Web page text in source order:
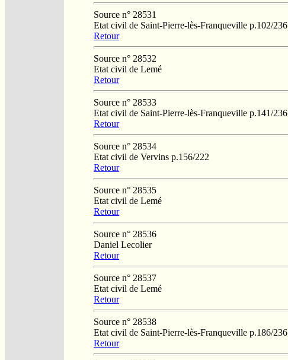
Source n° 28531
Etat civil de Saint-Pierre-lès-Franqueville p.102/236
Retour
Source n° 28532
Etat civil de Lemé
Retour
Source n° 28533
Etat civil de Saint-Pierre-lès-Franqueville p.141/236
Retour
Source n° 28534
Etat civil de Vervins p.156/222
Retour
Source n° 28535
Etat civil de Lemé
Retour
Source n° 28536
Daniel Lecolier
Retour
Source n° 28537
Etat civil de Lemé
Retour
Source n° 28538
Etat civil de Saint-Pierre-lès-Franqueville p.186/236
Retour